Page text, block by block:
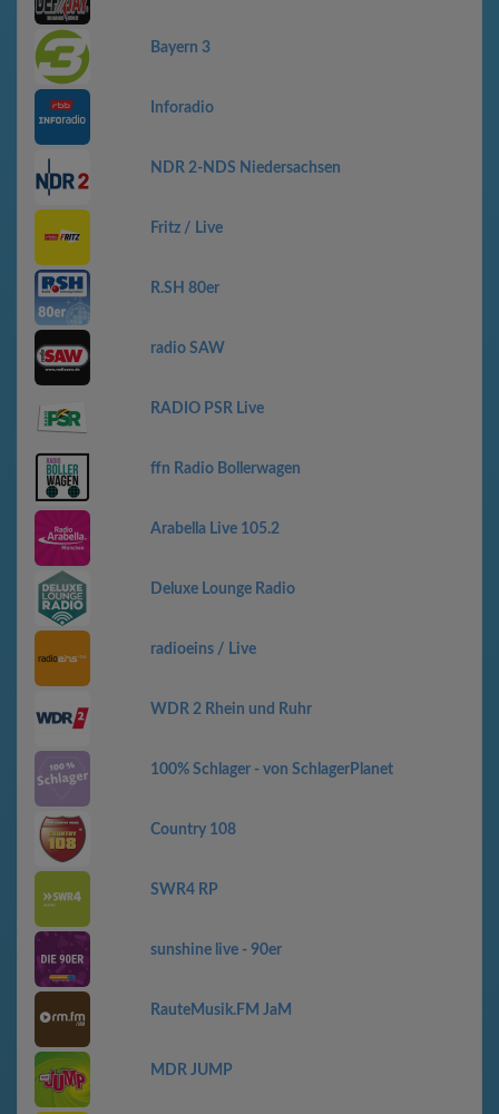
Bayern 3
Inforadio
NDR 2-NDS Niedersachsen
Fritz / Live
R.SH 80er
radio SAW
RADIO PSR Live
ffn Radio Bollerwagen
Arabella Live 105.2
Deluxe Lounge Radio
radioeins / Live
WDR 2 Rhein und Ruhr
100% Schlager - von SchlagerPlanet
Country 108
SWR4 RP
sunshine live - 90er
RauteMusik.FM JaM
MDR JUMP